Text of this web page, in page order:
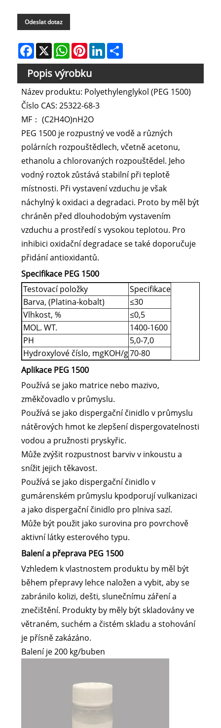
Odeslat dotaz
Facebook
X WhatsAppPinterestLinkedIn
Popis výrobku
Název produktu: Polyethylenglykol (PEG 1500)
Číslo CAS: 25322-68-3
MF： (C2H4O)nH2O
PEG 1500 je rozpustný ve vodě a různých
polárních rozpouštědlech, včetně acetonu,
ethanolu a chlorovaných rozpouštědel. Jeho
vodný roztok zůstává stabilní při teplotě
místnosti. Při vystavení vzduchu je však
náchylný k oxidaci a degradaci. Proto by měl být
chráněn před dlouhodobým vystavením
vzduchu a prostředí s vysokou teplotou. Pro
inhibici oxidační degradace se také doporučuje
přidání antioxidantů.
Specifikace PEG 1500
Testovací položky
Specifikace
Barva, (Platina-kobalt)
≤30
Vlhkost, %
≤0,5
MOL. WT.
1400-1600
PH
5,0-7,0
Hydroxylové číslo, mgKOH/g70-80
Aplikace PEG 1500
Používá se jako matrice nebo mazivo,
změkčovadlo v průmyslu.
Používá se jako dispergační činidlo v průmyslu
nátěrových hmot ke zlepšení dispergovatelnosti
vodou a pružnosti pryskyřic.
Může zvýšit rozpustnost barviv v inkoustu a
snížit jejich těkavost.
Používá se jako dispergační činidlo v
gumárenském průmyslu kpodporují vulkanizaci
a jako dispergační činidlo pro plniva sazí.
Může být použit jako surovina pro povrchově
aktivní látky esterového typu.
Balení a přeprava PEG 1500
Vzhledem k vlastnostem produktu by měl být
během přepravy lehce naložen a vybit, aby se
zabránilo kolizi, dešti, slunečnímu záření a
znečištění. Produkty by měly být skladovány ve
větraném, suchém a čistém skladu a stohování
je přísně zakázáno.
Balení je 200 kg/buben